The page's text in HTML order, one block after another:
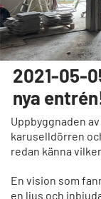
2021-05-
nya
Uppbyggnaden
karuselldörren
redan känna
En vision som
en ljus och